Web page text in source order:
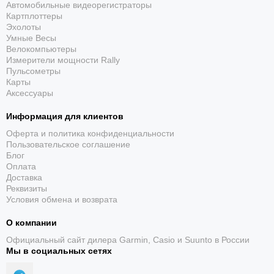
подчеркнут вашу индивидуальность и станут надежным
спутником в любой ситуации, добавляя уверенности в ваш
образ.
Автомобильные видеорегистраторы
Картплоттеры
Эхолоты
Умные Весы
Велокомпьютеры
Измерители мощности Rally
Пульсометры
Карты
Аксессуары
Информация для клиентов
Оферта и политика конфиденциальности
Пользовательское соглашение
Блог
Оплата
Доставка
Реквизиты
Условия обмена и возврата
О компании
Официальный сайт дилера Garmin, Casio и Suunto в России
Мы в социальных сетях